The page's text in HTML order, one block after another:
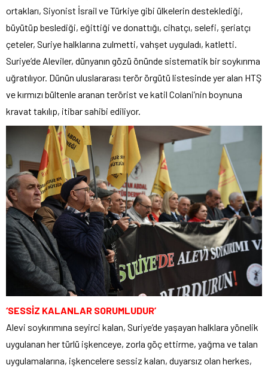
ortakları, Siyonist İsrail ve Türkiye gibi ülkelerin desteklediği,
büyütüp beslediği, eğittiği ve donattığı, cihatçı, selefi, şeriatçı
çeteler, Suriye halklarına zulmetti, vahşet uyguladı, katletti.
Suriye’de Aleviler, dünyanın gözü önünde sistematik bir soykırıma
uğratılıyor. Dünün uluslararası terör örgütü listesinde yer alan HTŞ
ve kırmızı bültenle aranan terörist ve katil Colani’nin boynuna
kravat takılıp, itibar sahibi ediliyor.
‘SESSİZ KALANLAR SORUMLUDUR’
Alevi soykırımına seyirci kalan, Suriye’de yaşayan halklara yönelik
uygulanan her türlü işkenceye, zorla göç ettirme, yağma ve talan
uygulamalarına, işkencelere sessiz kalan, duyarsız olan herkes,